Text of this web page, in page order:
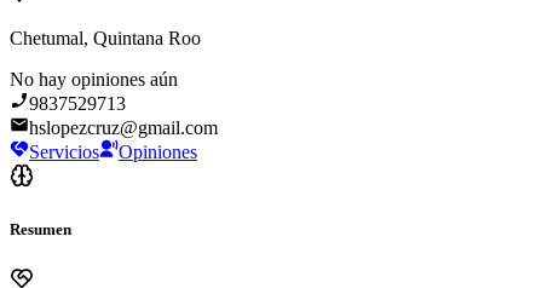
Chetumal, Quintana Roo
No hay opiniones aún
9837529713
hslopezcruz@gmail.com
Servicios
Opiniones
Resumen